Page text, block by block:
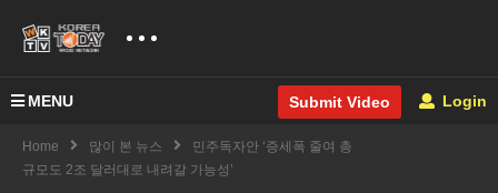
MENU Submit Video Login
Home 많이 본 뉴스
민주독자안 ‘증세폭 줄여 총
규모도 2조 달러대로 내려갈 가능성’